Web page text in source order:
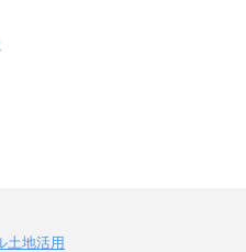
土地活用